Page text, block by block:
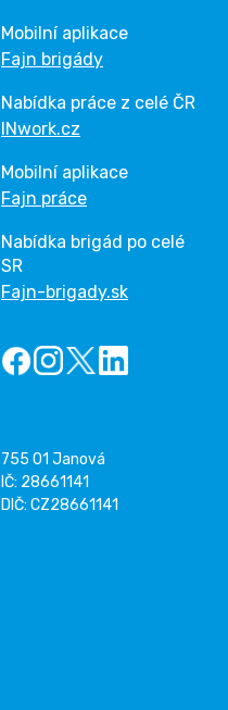
Mobilní aplikace
Fajn brigády
Nabídka práce z celé ČR
INwork.cz
Mobilní aplikace
Fajn práce
Nabídka brigád po celé
SR
Fajn-brigady.sk
755 01 Janová
IČ: 28661141
DIČ: CZ28661141